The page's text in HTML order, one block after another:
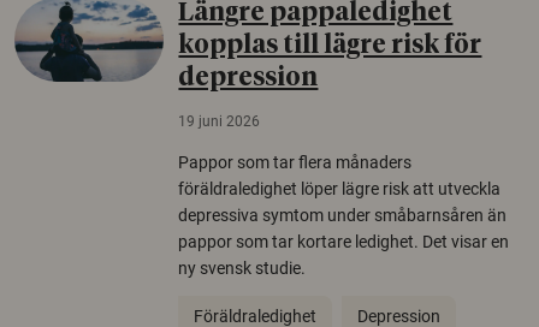
Längre pappaledighet
kopplas till lägre risk för
depression
19 juni 2026
Pappor som tar flera månaders
föräldraledighet löper lägre risk att utveckla
depressiva symtom under småbarnsåren än
pappor som tar kortare ledighet. Det visar en
ny svensk studie.
Föräldraledighet Depression